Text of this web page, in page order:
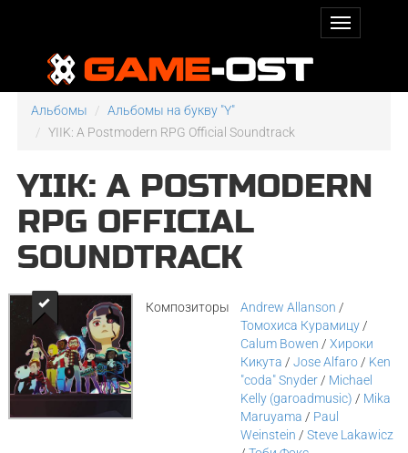
Альбомы
Альбомы на букву "Y"
YIIK: A Postmodern RPG Official Soundtrack
YIIK: A POSTMODERN
RPG OFFICIAL
SOUNDTRACK
Композиторы Andrew Allanson /
Томохиса Курамицу /
Calum Bowen /Хироки
Кикута /Jose Alfaro / Ken
"coda" Snyder / Michael
Kelly (garoadmusic) / Mika
Maruyama / Paul
Weinstein /Steve Lakawicz